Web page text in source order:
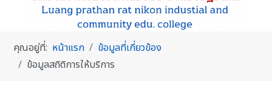
คุณอยู่ที่: หน้าแรก
ข้อมูลที่เกี่ยวข้อง
ข้อมูลสถิติการให้บริการ